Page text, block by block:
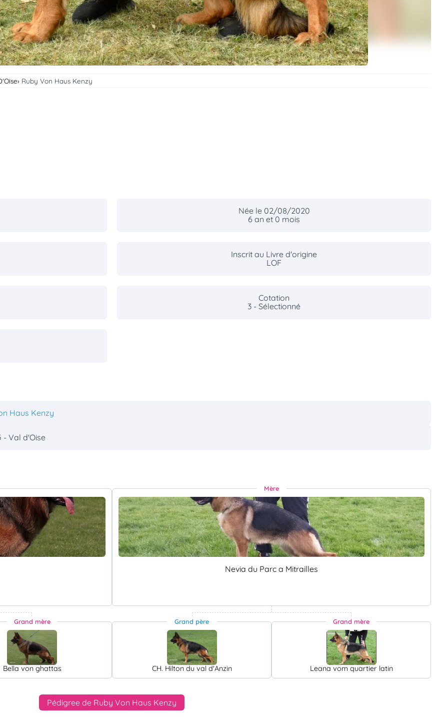
Ruby Von Haus Kenzy
Née le 02/08/2020
6 an et 0 mois
Inscrit au Livre d'origine
LOF
Cotation
3 - Sélectionné
Haus Kenzy
- Val d'Oise
Grand mère
Bella von ghattas
Mère
Nevia du Parc a Mitrailles
Grand père
CH. Hilton du val d'Anzin
Grand mère
Leana vom quartier latin
Pédigree de Ruby Von Haus Kenzy